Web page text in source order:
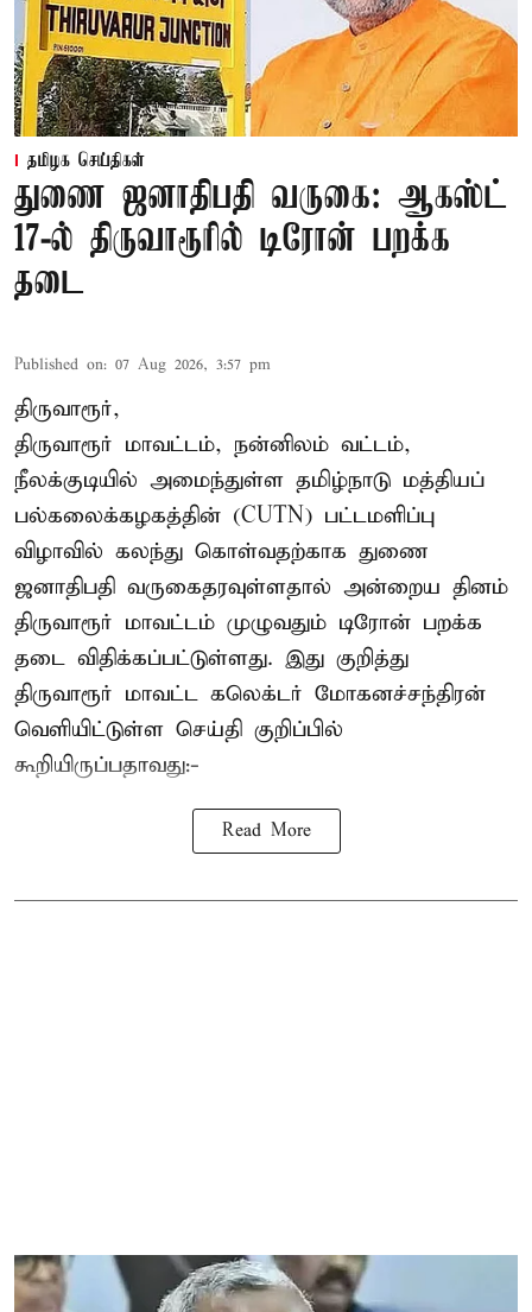
தமிழக செய்திகள்
துணை ஜனாதிபதி வருகை: ஆகஸ்ட்
17-ல் திருவாரூரில் டிரோன் பறக்க
தடை
Published on: 07 Aug 2026, 3:57 pm
திருவாரூர்,
திருவாரூர் மாவட்டம், நன்னிலம் வட்டம்,
நீலக்குடியில் அமைந்துள்ள தமிழ்நாடு மத்தியப்
பல்கலைக்கழகத்தின் (CUTN) பட்டமளிப்பு
விழாவில் கலந்து கொள்வதற்காக துணை
ஜனாதிபதி வருகைதரவுள்ளதால் அன்றைய தினம்
திருவாரூர் மாவட்டம் முழுவதும் டிரோன் பறக்க
தடை விதிக்கப்பட்டுள்ளது. இது குறித்து
திருவாரூர் மாவட்ட கலெக்டர் மோகனச்சந்திரன்
வெளியிட்டுள்ள செய்தி குறிப்பில்
கூறியிருப்பதாவது:-
Read More